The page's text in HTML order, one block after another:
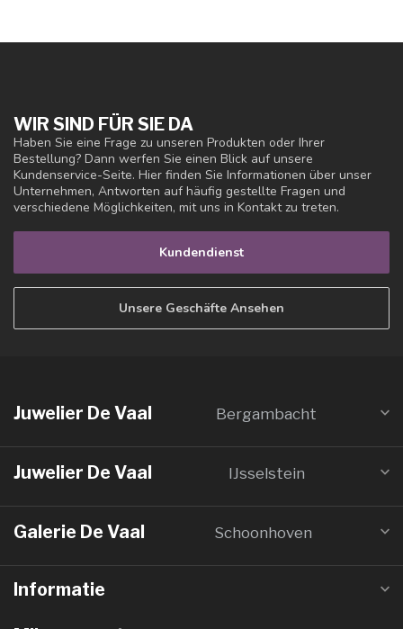
WIR SIND FÜR SIE DA
Haben Sie eine Frage zu unseren Produkten oder Ihrer
Bestellung? Dann werfen Sie einen Blick auf unsere
Kundenservice-Seite. Hier finden Sie Informationen über unser
Unternehmen, Antworten auf häufig gestellte Fragen und
verschiedene Möglichkeiten, mit uns in Kontakt zu treten.
Kundendienst
Unsere Geschäfte Ansehen
Juwelier De Vaal Bergambacht
Juwelier De Vaal IJsselstein
Galerie De Vaal Schoonhoven
Informatie